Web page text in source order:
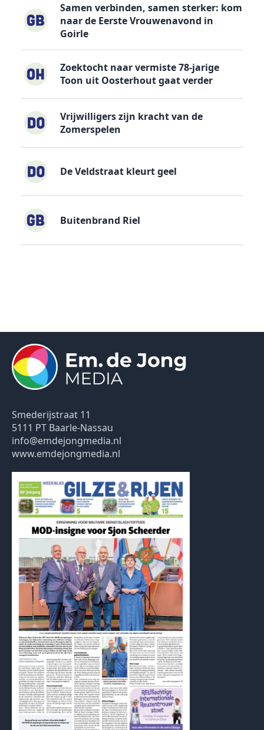
Samen verbinden, samen sterker: kom
naar de Eerste Vrouwenavond in
Goirle
Zoektocht naar vermiste 78-jarige
Toon uit Oosterhout gaat verder
Vrijwilligers zijn kracht van de
Zomerspelen
De Veldstraat kleurt geel
Buitenbrand Riel
Smederijstraat 11
5111 PT Baarle-Nassau
info@emdejongmedia.nl
www.emdejongmedia.nl